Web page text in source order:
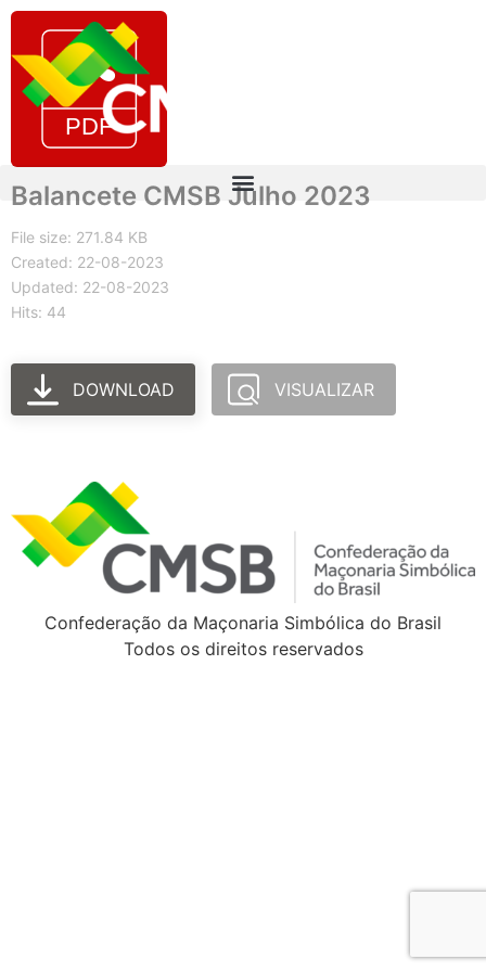
Balancete CMSB Julho 2023
File size: 271.84 KB
Created: 22-08-2023
Updated: 22-08-2023
Hits: 44
DOWNLOAD VISUALIZAR
Confederação da Maçonaria Simbólica do Brasil
Todos os direitos reservados